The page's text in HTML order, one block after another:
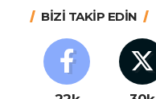
BİZİ TAKİP EDİN